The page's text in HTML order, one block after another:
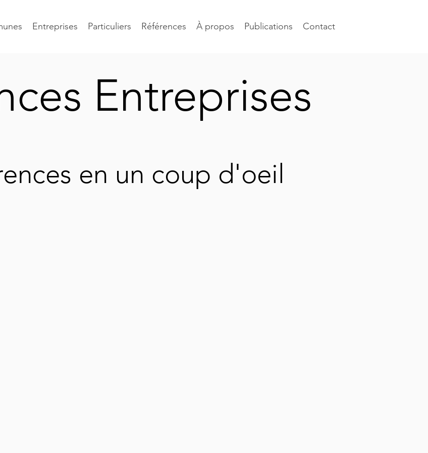
Entreprises Particuliers Références À propos Publications Contact
Entreprises
en un coup d'oeil